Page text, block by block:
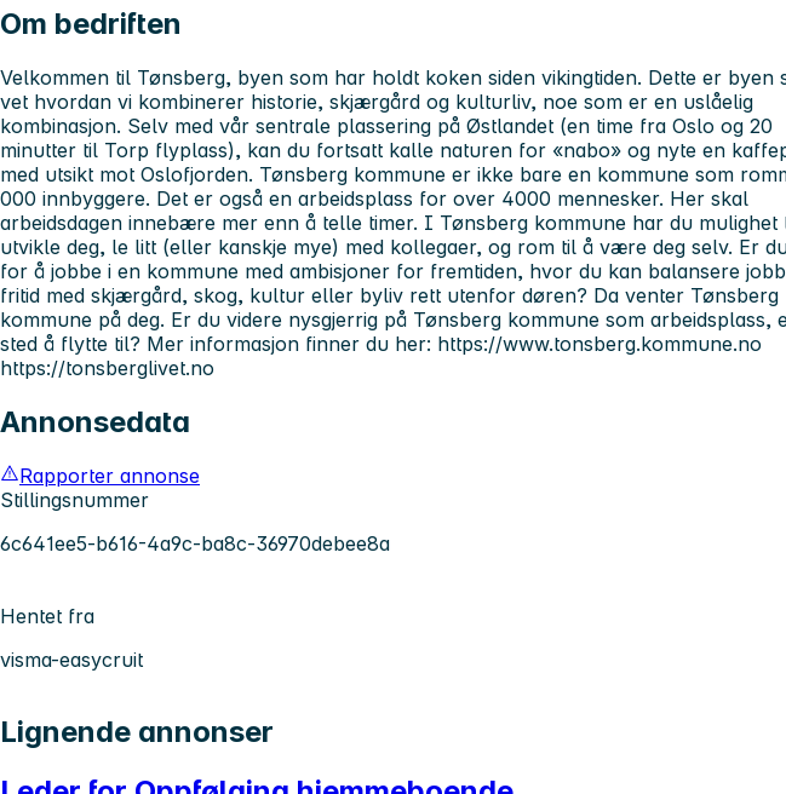
Om bedriften
Velkommen til Tønsberg, byen som har holdt koken siden vikingtiden. Dette er byen
vet hvordan vi kombinerer historie, skjærgård og kulturliv, noe som er en uslåelig
kombinasjon. Selv med vår sentrale plassering på Østlandet (en time fra Oslo og 20
minutter til Torp flyplass), kan du fortsatt kalle naturen for «nabo» og nyte en
med utsikt mot Oslofjorden. Tønsberg kommune er ikke bare en kommune som
000 innbyggere. Det er også en arbeidsplass for over 4000 mennesker. Her skal
arbeidsdagen innebære mer enn å telle timer. I Tønsberg kommune har du mulighet
utvikle deg, le litt (eller kanskje mye) med kollegaer, og rom til å være deg selv. Er
for å jobbe i en kommune med ambisjoner for fremtiden, hvor du kan balansere
fritid med skjærgård, skog, kultur eller byliv rett utenfor døren? Da venter Tønsberg
kommune på deg. Er du videre nysgjerrig på Tønsberg kommune som arbeidsplass,
sted å flytte til? Mer informasjon finner du her: https://www.tonsberg.kommune.no
https://tonsberglivet.no
Annonsedata
Rapporter annonse
Stillingsnummer
6c641ee5-b616-4a9c-ba8c-36970debee8a
Hentet fra
visma-easycruit
Lignende annonser